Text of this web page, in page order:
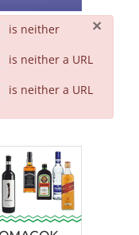
×
is neither
is neither a URL
is neither a URL